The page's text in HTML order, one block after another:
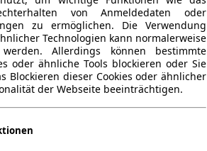
von Anmeldedaten oder
zu ermöglichen. Die Verwendung
Technologien kann normalerweise
Allerdings können bestimmte
oder ähnliche Tools blockieren oder Sie
Blockieren dieser Cookies oder ähnlicher
der Webseite beeinträchtigen.